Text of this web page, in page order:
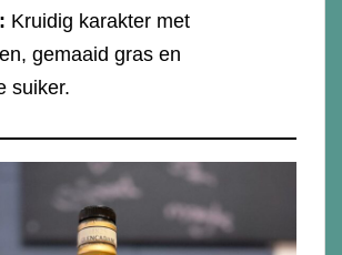
Kruidig karakter met
gemaaid gras en
suiker.